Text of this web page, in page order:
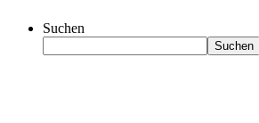
Suchen
Suchen